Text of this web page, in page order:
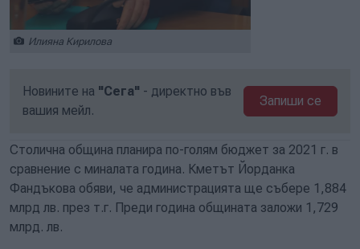
Илияна Кирилова
Новините на "Сега" - директно във
вашия мейл.
Запиши се
Столична община планира по-голям бюджет за 2021 г. в
сравнение с миналата година. Кметът Йорданка
Фандъкова обяви, че администрацията ще събере 1,884
млрд лв. през т.г. Преди година общината заложи 1,729
млрд. лв.